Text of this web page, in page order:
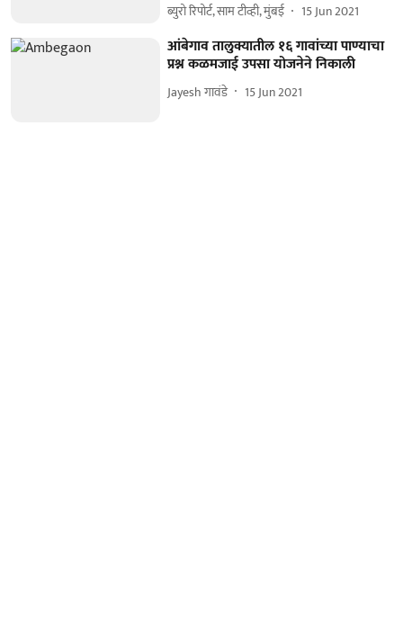
ब्युरो रिपोर्ट, साम टीव्ही, मुंबई 15 Jun 2021
आंबेगाव तालुक्यातील १६ गावांच्या पाण्याचा
प्रश्न कळमजाई उपसा योजनेने निकाली
Jayesh गावंडे 15 Jun 2021